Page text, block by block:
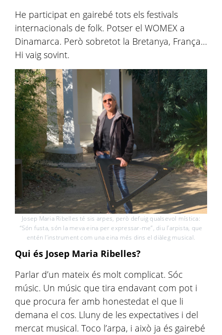
He participat en gairebé tots els festivals
internacionals de folk. Potser el WOMEX a
Dinamarca. Però sobretot la Bretanya, França…
Hi vaig sovint.
Josep Maria Ribelles té sis arpes, però defuig qualsevol mística:
“Són fusta, són la meva eina per expressar-me”, diu l’arpista, que
entén l’instrument com una eina més dins el diàleg musical.
Qui és Josep Maria Ribelles?
Parlar d’un mateix és molt complicat. Sóc
músic. Un músic que tira endavant com pot i
que procura fer amb honestedat el que li
demana el cos. Lluny de les expectatives i del
mercat musical. Toco l’arpa, i això ja és gairebé